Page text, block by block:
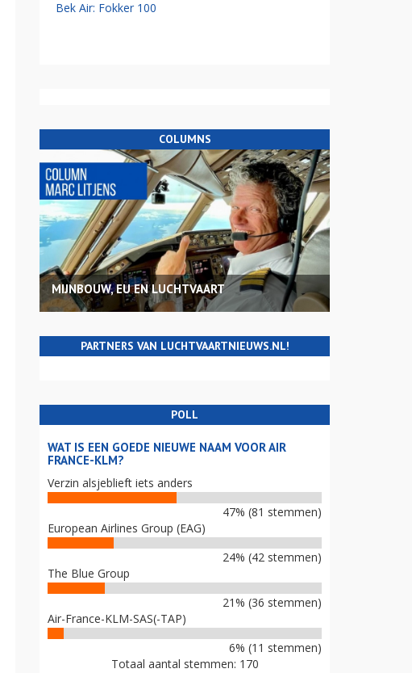
Bek Air: Fokker 100
COLUMNS
MIJNBOUW, EU EN LUCHTVAART
PARTNERS VAN LUCHTVAARTNIEUWS.NL!
POLL
WAT IS EEN GOEDE NIEUWE NAAM VOOR AIR
FRANCE-KLM?
Verzin alsjeblieft iets anders
47% (81 stemmen)
European Airlines Group (EAG)
24% (42 stemmen)
The Blue Group
21% (36 stemmen)
Air-France-KLM-SAS(-TAP)
6% (11 stemmen)
Totaal aantal stemmen: 170